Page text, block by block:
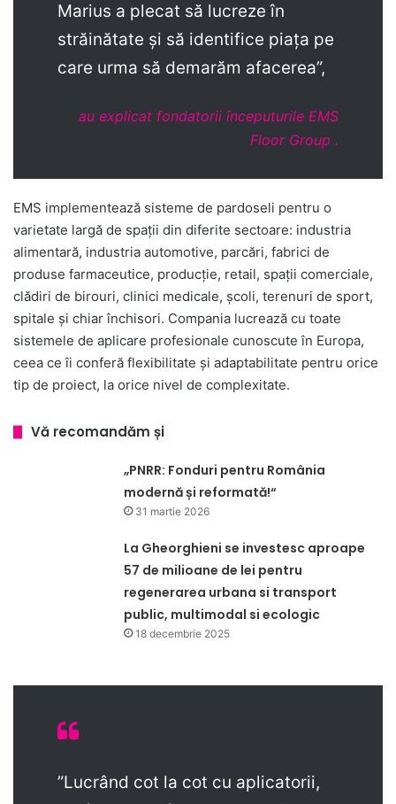
Marius a plecat să lucreze în
străinătate și să identifice piața pe
care urma să demarăm afacerea”,
au explicat fondatorii începuturile EMS
Floor Group .
EMS implementează sisteme de pardoseli pentru o
varietate largă de spații din diferite sectoare: industria
alimentară, industria automotive, parcări, fabrici de
produse farmaceutice, producție, retail, spații comerciale,
clădiri de birouri, clinici medicale, școli, terenuri de sport,
spitale și chiar închisori. Compania lucrează cu toate
sistemele de aplicare profesionale cunoscute în Europa,
ceea ce îi conferă flexibilitate și adaptabilitate pentru orice
tip de proiect, la orice nivel de complexitate.
Vă recomandăm și
„PNRR: Fonduri pentru România
modernă și reformată!“
31 martie 2026
La Gheorghieni se investesc aproape
57 de milioane de lei pentru
regenerarea urbana si transport
public, multimodal si ecologic
18 decembrie 2025
”Lucrând cot la cot cu aplicatorii,